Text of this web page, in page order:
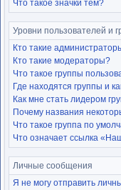
Что такое значки тем?
Уровни пользователей и
Кто такие
Кто такие модераторы?
Что такое группы
Где находятся группы и
Как мне стать лидером
Почему названия
Что такое группа по
Что означает ссылка
Личные сообщения
Я не могу отправить